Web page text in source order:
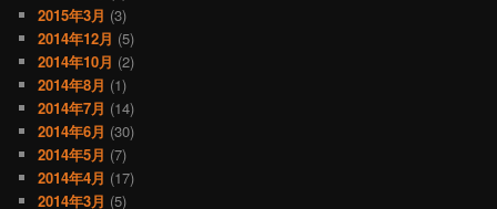
2015年3月 (3)
2014年12月 (5)
2014年10月 (2)
2014年8月 (1)
2014年7月 (14)
2014年6月 (30)
2014年5月 (7)
2014年4月 (17)
2014年3月 (5)